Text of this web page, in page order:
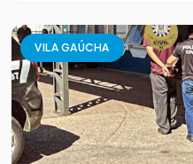
VILA GAÚCHA